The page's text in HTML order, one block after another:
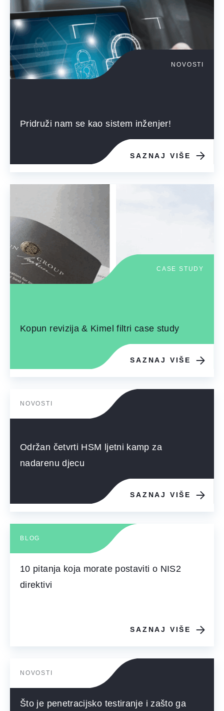
NOVOSTI
Pridruži nam se kao sistem inženjer!
SAZNAJ VIŠE
CASE STUDY
Kopun revizija & Kimel filtri case study
SAZNAJ VIŠE
NOVOSTI
Održan četvrti HSM ljetni kamp za
nadarenu djecu
SAZNAJ VIŠE
BLOG
10 pitanja koja morate postaviti o NIS2
direktivi
SAZNAJ VIŠE
NOVOSTI
Što je penetracijsko testiranje i zašto ga